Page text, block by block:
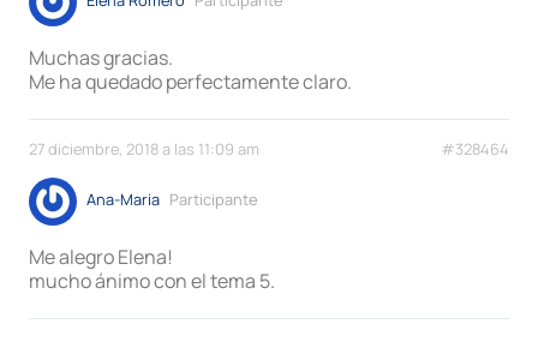
Muchas gracias.
Me ha quedado perfectamente claro.
27 diciembre, 2018 a las 11:09 am #328464
Ana-Maria Participante
Me alegro Elena!
mucho ánimo con el tema 5.